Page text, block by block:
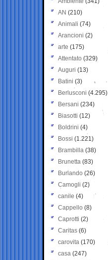
AN (210)
Animali (74)
Arancioni (2)
arte (175)
Attentato (329)
Auguri (13)
Batini (3)
Berlusconi (4.295)
Bersani (234)
Biasotti (12)
Boldrini (4)
Bossi (1.221)
Brambilla (38)
Brunetta (83)
Burlando (26)
Camogli (2)
canile (4)
Cappello (8)
Caprotti (2)
Caritas (6)
carovita (170)
casa (247)